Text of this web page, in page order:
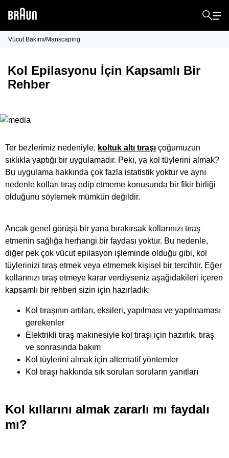
Vücut Bakımı/Manscaping
Kol Epilasyonu İçin Kapsamlı Bir
Rehber
Ter bezlerimiz nedeniyle, koltuk altı tıraşı çoğumuzun
sıklıkla yaptığı bir uygulamadır. Peki, ya kol tüylerini almak?
Bu uygulama hakkında çok fazla istatistik yoktur ve aynı
nedenle kolları tıraş edip etmeme konusunda bir fikir birliği
olduğunu söylemek mümkün değildir.
Ancak genel görüşü bir yana bırakırsak kollarınızı tıraş
etmenin sağlığa herhangi bir faydası yoktur. Bu nedenle,
diğer pek çok vücut epilasyon işleminde olduğu gibi, kol
tüylerinizi tıraş etmek veya etmemek kişisel bir tercihtir. Eğer
kollarınızı tıraş etmeye karar verdiyseniz aşağıdakileri içeren
kapsamlı bir rehberi sizin için hazırladık:
Kol tıraşının artıları, eksileri, yapılması ve yapılmaması
gerekenler
Elektrikli tıraş makinesiyle kol tıraşı için hazırlık, tıraş
ve sonrasında bakım
Kol tüylerini almak için alternatif yöntemler
Kol tıraşı hakkında sık sorulan soruların yanıtları
Kol kıllarını almak zararlı mı faydalı
mı?